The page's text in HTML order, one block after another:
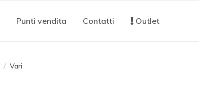
Punti vendita Contatti Outlet
Vari